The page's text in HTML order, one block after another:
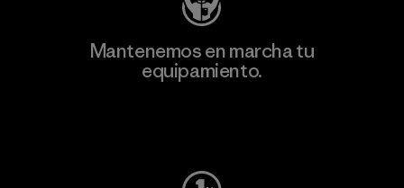
Mantenemos en marcha tu
equipamiento.